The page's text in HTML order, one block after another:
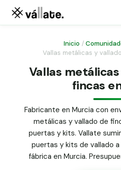
Malla ganadera
Malla simple torsión
Malla triple torsión
Panel malla H.
Puerta abatible dos
Puerta acceso peatonal
Poste malla Hércules
Poste malla simple torsión
Alambre de espino
Inicio /
Vallas metálicas y
Vallas
fincas
Fabricante en Murcia con
metálicas y vallado de
puertas y kits. Vallate
puertas y kits de vallado
fábrica en Murcia.